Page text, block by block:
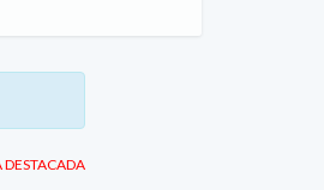
DESTACADA